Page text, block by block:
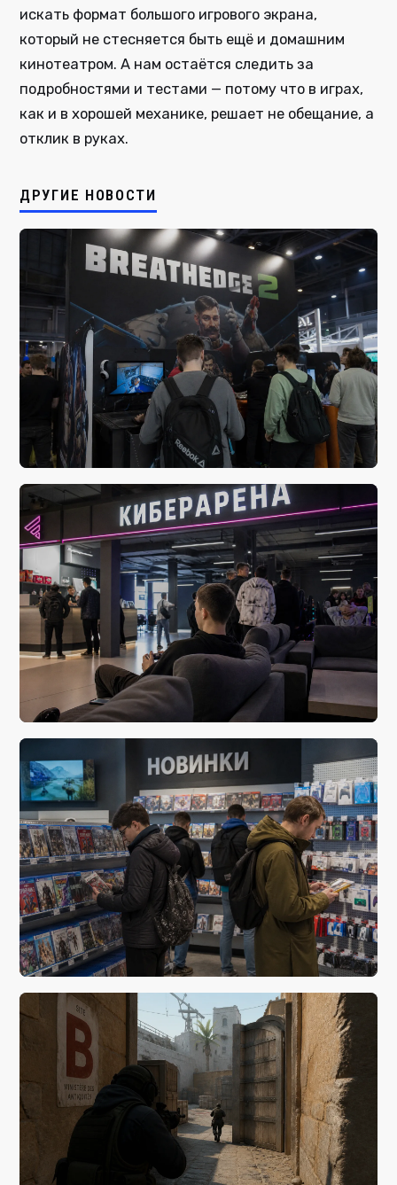
искать формат большого игрового экрана,
который не стесняется быть ещё и домашним
кинотеатром. А нам остаётся следить за
подробностями и тестами — потому что в играх,
как и в хорошей механике, решает не обещание, а
отклик в руках.
ДРУГИЕ НОВОСТИ
сегодня, 04:06
Космический абсурд возвращается
вчера, 20:21
Будущее цифровых развлечений: ключевые
тенденции
вчера, 13:19
Новому четвергу — новые игры!